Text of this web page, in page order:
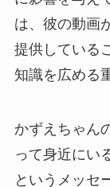
は、彼の動画
提供している
知識を広める
かずえちゃん
って身近にい
というメッセ